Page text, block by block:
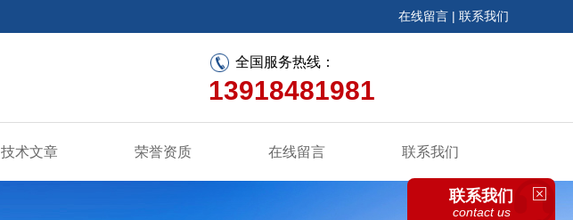
在线留言 | 联系我们
全国服务热线：
13918481981
技术文章 荣誉资质 在线留言 联系我们
联系我们
contact us